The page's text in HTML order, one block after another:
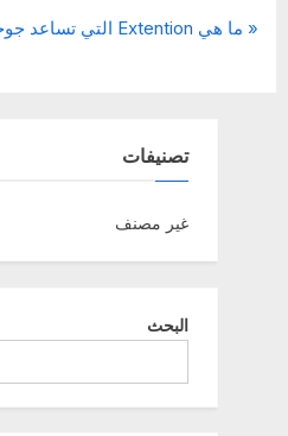
تصفّح
P
ما هي Extention التي تساعد جوجل على فتح اي صورة
تصنيفات
غير مصنف
البحث